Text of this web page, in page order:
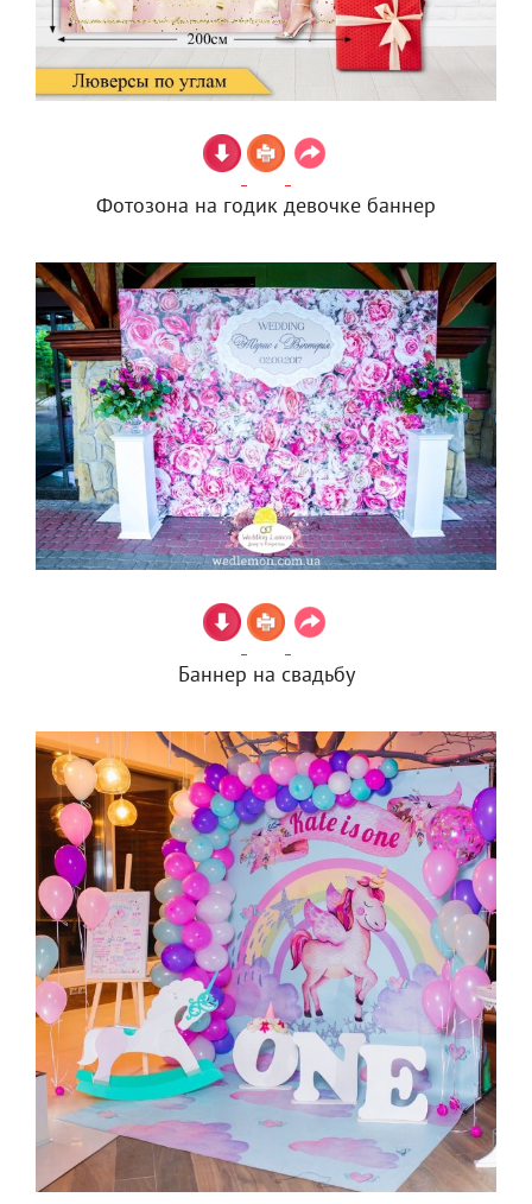
Фотозона на годик девочке баннер
Баннер на свадьбу